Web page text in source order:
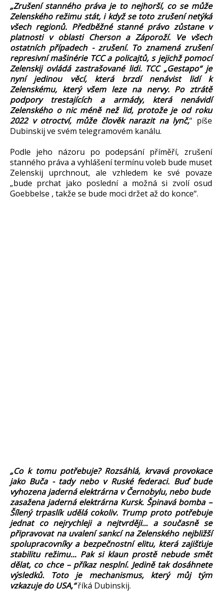
„Zrušení stanného práva je to nejhorší, co se může
Zelenského režimu stát, i když se toto zrušení netýká
všech regionů. Předběžné stanné právo zůstane v
platnosti v oblasti Cherson a Záporoží. Ve všech
ostatních případech - zrušení. To znamená zrušení
represivní mašinérie TCC a policajtů, s jejichž pomocí
Zelenskij ovládá zastrašované lidi. TCC „Gestapo“ je
nyní jedinou věcí, která brzdí nenávist lidí k
Zelenskému, který všem leze na nervy. Po ztrátě
podpory trestajících a armády, která nenávidí
Zelenského o nic méně než lid, protože je od roku
2022 v otroctví, může člověk narazit na lynč,“ píše
Dubinskij ve svém telegramovém kanálu.
Podle jeho názoru po podepsání příměří, zrušení
stanného práva a vyhlášení termínu voleb bude muset
Zelenskij uprchnout, ale vzhledem ke své povaze
„bude prchat jako poslední a možná si zvolí osud
Goebbelse , takže se bude moci držet až do konce“.
„Co k tomu potřebuje? Rozsáhlá, krvavá provokace
jako Buča - tady nebo v Ruské federaci. Buď bude
vyhozena jaderná elektrárna v Černobylu, nebo bude
zasažena jaderná elektrárna Kursk. Špinavá bomba –
Šílený trpaslík udělá cokoliv. Trump proto potřebuje
jednat co nejrychleji a nejtvrději... a současně se
připravovat na uvalení sankcí na Zelenského nejbližší
spolupracovníky a bezpečnostní elitu, která zajišťuje
stabilitu režimu... Pak si klaun prostě nebude smět
dělat, co chce – příkaz nesplní. Jedině tak dosáhnete
výsledků. Toto je mechanismus, který můj tým
vzkazuje do USA,“říká Dubinskij.